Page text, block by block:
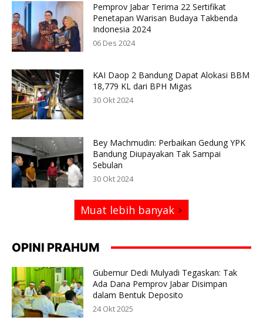
Pemprov Jabar Terima 22 Sertifikat
Penetapan Warisan Budaya Takbenda
Indonesia 2024
06 Des 2024
KAI Daop 2 Bandung Dapat Alokasi BBM
18,779 KL dari BPH Migas
30 Okt 2024
Bey Machmudin: Perbaikan Gedung YPK
Bandung Diupayakan Tak Sampai
Sebulan
30 Okt 2024
Muat lebih banyak
OPINI PRAHUM
Gubernur Dedi Mulyadi Tegaskan: Tak
Ada Dana Pemprov Jabar Disimpan
dalam Bentuk Deposito
24 Okt 2025